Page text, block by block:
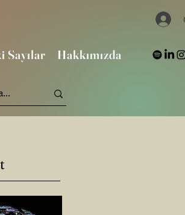
Sayılar Hakkımızda